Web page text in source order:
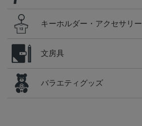
キーホルダー・アクセサリー
文房具
バラエティグッズ